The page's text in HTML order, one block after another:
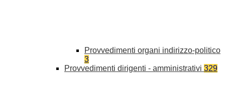
Provvedimenti organi indirizzo-politico
3
Provvedimenti dirigenti - amministrativi 329